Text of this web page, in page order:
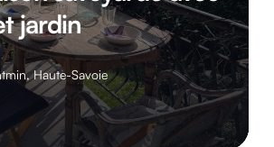
jardin
Haute-Savoie